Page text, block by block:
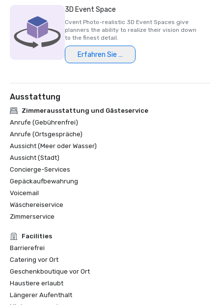
Die 100 besten Steakhäuser, Open Table Awards für Steak
954
Gewinner des James Beard Award 2017 als bester
Gastronom — Stephen Starr von Steak 954 & On-
Property Catering
3D Event Space
Cvent Photo-realistic 3D Event Spaces give
planners the ability to realize their vision down
to the finest detail.
Erfahren Sie mehr
Ausstattung
Zimmerausstattung und Gästeservice
Anrufe (Gebührenfrei)
Anrufe (Ortsgespräche)
Aussicht (Meer oder Wasser)
Aussicht (Stadt)
Concierge-Services
Gepäckaufbewahrung
Voicemail
Wäschereiservice
Zimmerservice
Facilities
Barrierefrei
Catering vor Ort
Geschenkboutique vor Ort
Haustiere erlaubt
Längerer Aufenthalt